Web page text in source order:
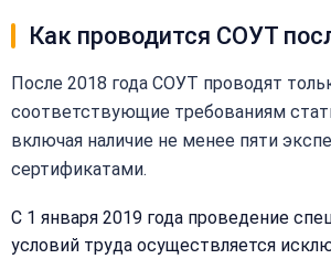
Как проводится СОУТ
После 2018 года СОУТ проводят
соответствующие требованиям
включая наличие не менее пяти
сертификатами.
С 1 января 2019 года проведение
условий труда осуществляется